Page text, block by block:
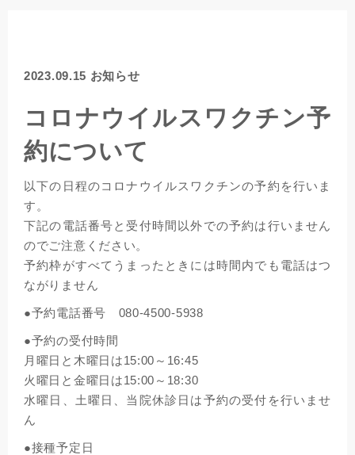
2023.09.15 お知らせ
コロナウイルスワクチン予
約について
以下の日程のコロナウイルスワクチンの予約を行いま
す。
下記の電話番号と受付時間以外での予約は行いません
のでご注意ください。
予約枠がすべてうまったときには時間内でも電話はつ
ながりません
●予約電話番号 080-4500-5938
●予約の受付時間
月曜日と木曜日は15:00～16:45
火曜日と金曜日は15:00～18:30
水曜日、土曜日、当院休診日は予約の受付を行いませ
ん
●接種予定日